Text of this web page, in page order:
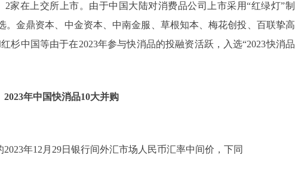
家在上交所上市。由于中国大陆对消费品公司上市采用“红绿灯”制
。金鼎资本、中金资本、中南金服、草根知本、梅花创投、百联挚高
杉中国等由于在2023年参与快消品的投融资活跃，入选“2023快消品
2023年中国快消品10大并购
年12月29日银行间外汇市场人民币汇率中间价，下同